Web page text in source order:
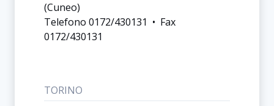
(cuneo)
Telefono 0172/430131 • Fax
0172/430131
TORINO